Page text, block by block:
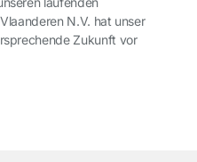
N.V. hat unser
Zukunft vor